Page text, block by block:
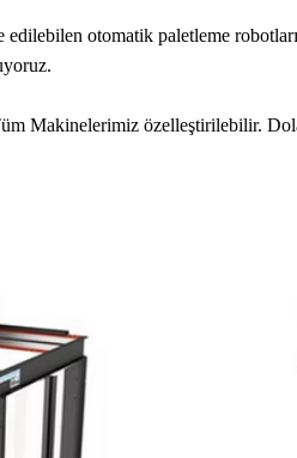
otomatik paletleme
Makinelerimiz özelleştirilebilir.